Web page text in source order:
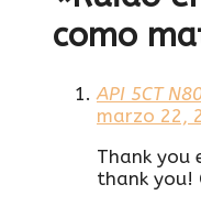
como
API 5CT
marzo 22,
Thank you
thank you!